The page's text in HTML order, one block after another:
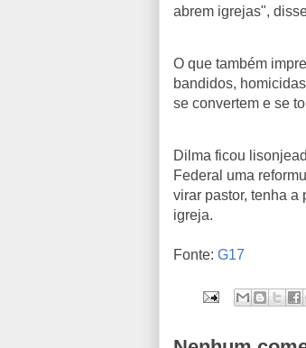
abrem igrejas",
O que também
bandidos,
se convertem e se
Dilma ficou
Federal uma
virar pastor, tenha a
igreja.
Fonte: G17